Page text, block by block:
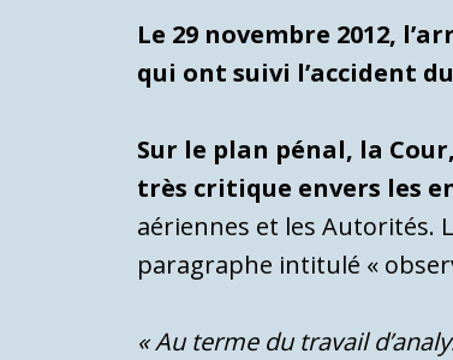
Le 29 novembre 2012,
qui ont suivi l’accident
Sur le plan pénal, la
très critique envers les
aériennes et les Autorités.
paragraphe intitulé «
« Au terme du travail